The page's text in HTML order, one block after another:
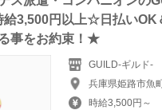
3,500円以上☆日払いOK
事をお約束！★
GUILD-ギルド‐
兵庫県姫路市魚
時給3,500円～